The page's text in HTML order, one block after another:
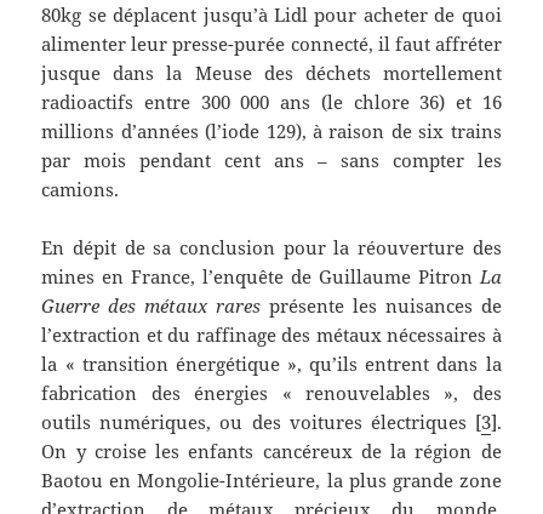
80kg se déplacent jusqu’à Lidl pour acheter de quoi
alimenter leur presse-purée connecté, il faut affréter
jusque dans la Meuse des déchets mortellement
radioactifs entre 300 000 ans (le chlore 36) et 16
millions d’années (l’iode 129), à raison de six trains
par mois pendant cent ans – sans compter les
camions.
En dépit de sa conclusion pour la réouverture des
mines en France, l’enquête de Guillaume PitronLa
Guerre des métaux rares présente les nuisances de
l’extraction et du raffinage des métaux nécessaires à
la « transition énergétique », qu’ils entrent dans la
fabrication des énergies « renouvelables », des
outils numériques, ou des voitures électriques [3].
On y croise les enfants cancéreux de la région de
Baotou en Mongolie-Intérieure, la plus grande zone